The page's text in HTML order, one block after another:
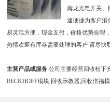
姆龙光电开关、
速便捷为客户消
易灵活方便，现金支付，价格优势合理
热情欢迎有库存需要处理的客户 请尽快
主营产品或服务:公司主要经营回收松下
BECKHOFF模块,回收示教器,回收倍福